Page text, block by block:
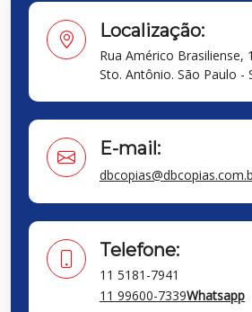
Localização:
Rua Américo Brasiliense,
Sto. Antônio. São Paulo -
E-mail:
Telefone:
11 5181-7941
11 99600-7339Whatsapp